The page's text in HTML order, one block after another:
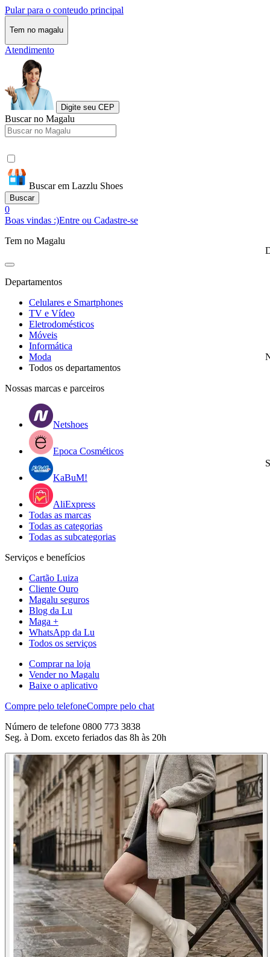
Pular para o conteudo principal
Tem no magalu
Atendimento
Digite seu CEP
Buscar no Magalu
Buscar em Lazzlu Shoes
Buscar
0
Boas vindas :)Entre ou Cadastre-se
Tem no Magalu
Departamentos
Celulares e Smartphones
TV e Vídeo
Eletrodomésticos
Móveis
Informática
Moda
Todos os departamentos
Nossas marcas e parceiros
Netshoes
Epoca Cosméticos
KaBuM!
AliExpress
Todas as marcas
Todas as categorias
Todas as subcategorias
Serviços e benefícios
Cartão Luiza
Cliente Ouro
Magalu seguros
Blog da Lu
Maga +
WhatsApp da Lu
Todos os serviços
Comprar na loja
Vender no Magalu
Baixe o aplicativo
Compre pelo telefoneCompre pelo chat
Número de telefone 0800 773 3838
Seg. à Dom. exceto feriados das 8h às 20h